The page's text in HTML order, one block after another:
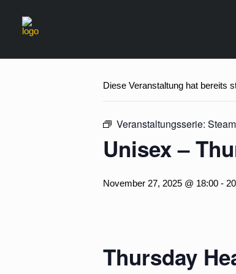
Diese Veranstaltung hat bereits
Veranstaltungsserie:
Unisex –
November 27, 2025 @ 18:00 -
Thursday